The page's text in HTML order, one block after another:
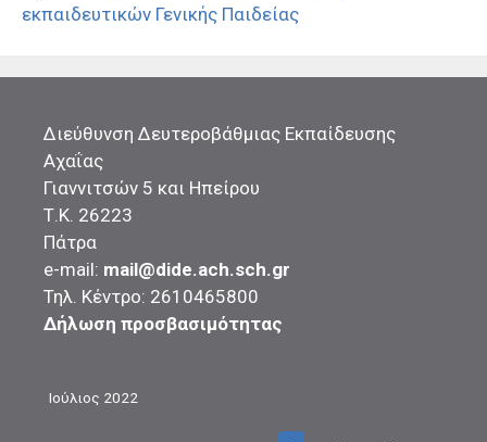
εκπαιδευτικών Γενικής Παιδείας
Διεύθυνση Δευτεροβάθμιας Εκπαίδευσης
Αχαΐας
Γιαννιτσών 5 και Ηπείρου
Τ.Κ. 26223
Πάτρα
e-mail: mail@dide.ach.sch.gr
Τηλ. Κέντρο: 2610465800
Δήλωση προσβασιμότητας
Ιούλιος 2022